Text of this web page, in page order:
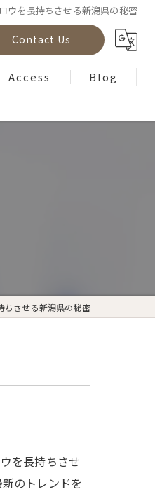
ウを長持ちさせる新潟県の秘密
Contact Us
Access Blog
ちさせる新潟県の秘密
を長持ちさせ
のトレンドを